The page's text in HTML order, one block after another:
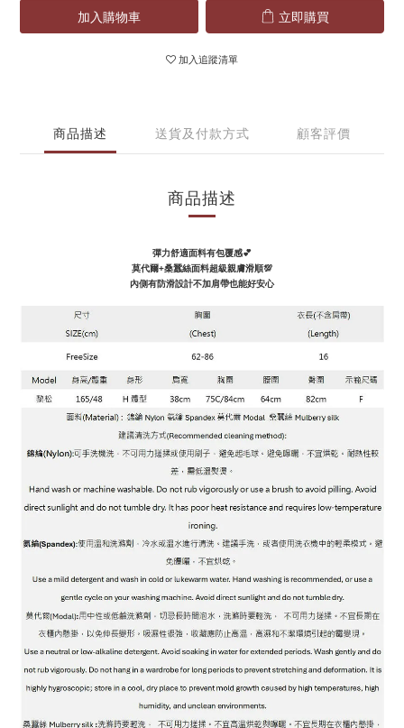
加入購物車 立即購買
加入追蹤清單
商品描述 送貨及付款方式 顧客評價
商品描述
彈力舒適面料有包覆感💕
莫代爾+桑蠶絲面料超級親膚滑順💯
內側有防滑設計不加肩帶也能好安心